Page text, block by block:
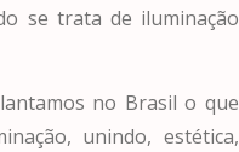
se trata de iluminação
no Brasil o que
unindo, estética,